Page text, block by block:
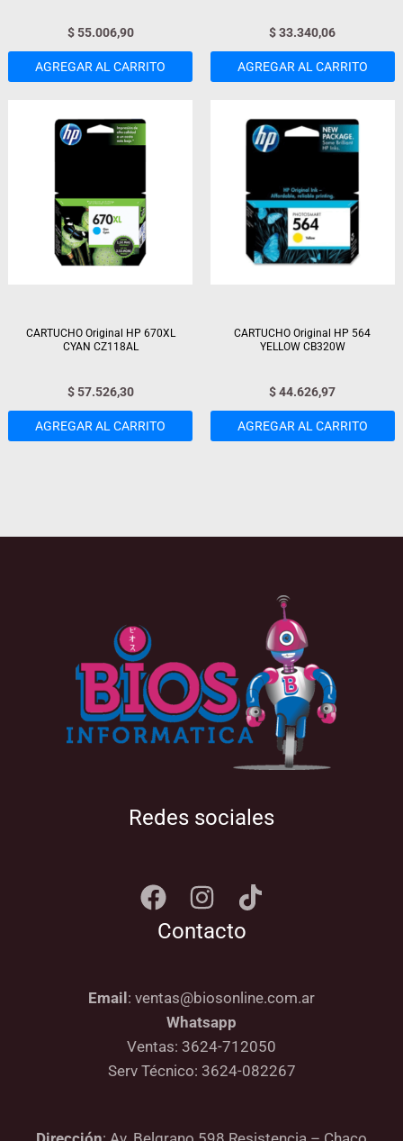
$55.006,90
AGREGAR AL CARRITO
$33.340,06
AGREGAR AL CARRITO
CARTUCHO Original HP 670XL
CYAN CZ118AL
$57.526,30
AGREGAR AL CARRITO
CARTUCHO Original HP 564
YELLOW CB320W
$44.626,97
AGREGAR AL CARRITO
Redes sociales
Contacto
Email : ventas@biosonline.com.ar
Whatsapp
Ventas: 3624-712050
Serv Técnico: 3624-082267